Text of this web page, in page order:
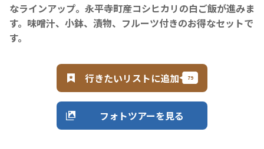
なラインアップ。永平寺町産コシヒカリの白ご飯が進みま
す。味噌汁、小鉢、漬物、フルーツ付きのお得なセットで
す。
行きたいリストに追加
フォトツアーを見る